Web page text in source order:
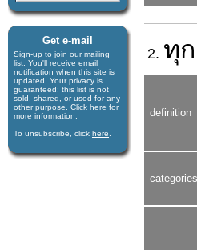
Get e-mail
Sign-up to join our mail­ing
list. You'll receive e­mail
notification when this site is
updated. Your privacy is
guaran­teed; this list is not
sold, shared, or used for any
other purpose. Click here for
more infor­mation.
To unsubscribe, click here
2. ทุ
definition
categories